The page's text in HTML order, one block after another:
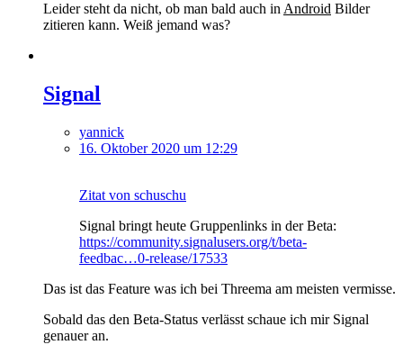
Leider steht da nicht, ob man bald auch in Android Bilder
zitieren kann. Weiß jemand was?
Signal
yannick
16. Oktober 2020 um 12:29
Zitat von schuschu
Signal bringt heute Gruppenlinks in der Beta:
https://community.signalusers.org/t/beta-
feedbac…0-release/17533
Das ist das Feature was ich bei Threema am meisten vermisse.
Sobald das den Beta-Status verlässt schaue ich mir Signal
genauer an.